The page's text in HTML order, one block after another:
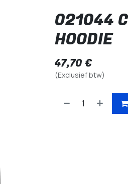
021044
HOODIE
47,70 €
(Exclusief btw)